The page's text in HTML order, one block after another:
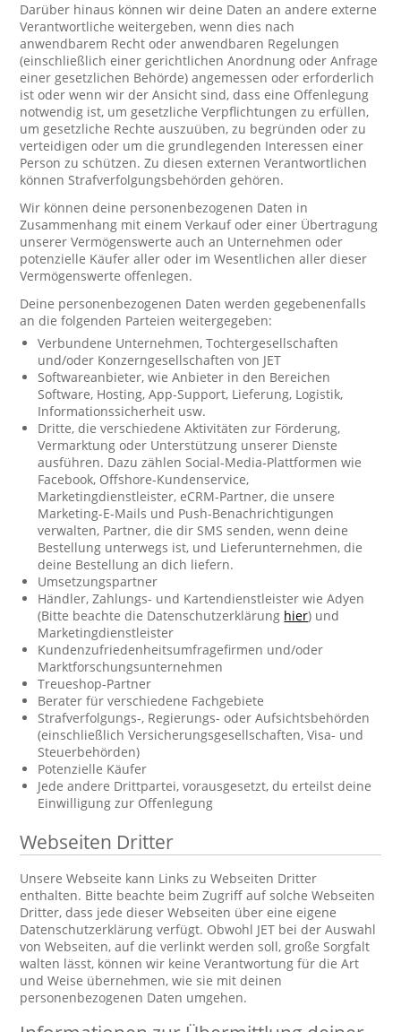
Darüber hinaus können wir deine Daten an andere externe
Verantwortliche weitergeben, wenn dies nach
anwendbarem Recht oder anwendbaren Regelungen
(einschließlich einer gerichtlichen Anordnung oder Anfrage
einer gesetzlichen Behörde) angemessen oder erforderlich
ist oder wenn wir der Ansicht sind, dass eine Offenlegung
notwendig ist, um gesetzliche Verpflichtungen zu erfüllen,
um gesetzliche Rechte auszuüben, zu begründen oder zu
verteidigen oder um die grundlegenden Interessen einer
Person zu schützen. Zu diesen externen Verantwortlichen
können Strafverfolgungsbehörden gehören.
Wir können deine personenbezogenen Daten in
Zusammenhang mit einem Verkauf oder einer Übertragung
unserer Vermögenswerte auch an Unternehmen oder
potenzielle Käufer aller oder im Wesentlichen aller dieser
Vermögenswerte offenlegen.
Deine personenbezogenen Daten werden gegebenenfalls
an die folgenden Parteien weitergegeben:
Verbundene Unternehmen, Tochtergesellschaften
und/oder Konzerngesellschaften von JET
Softwareanbieter, wie Anbieter in den Bereichen
Software, Hosting, App-Support, Lieferung, Logistik,
Informationssicherheit usw.
Dritte, die verschiedene Aktivitäten zur Förderung,
Vermarktung oder Unterstützung unserer Dienste
ausführen. Dazu zählen Social-Media-Plattformen wie
Facebook, Offshore-Kundenservice,
Marketingdienstleister, eCRM-Partner, die unsere
Marketing-E-Mails und Push-Benachrichtigungen
verwalten, Partner, die dir SMS senden, wenn deine
Bestellung unterwegs ist, und Lieferunternehmen, die
deine Bestellung an dich liefern.
Umsetzungspartner
Händler, Zahlungs- und Kartendienstleister wie Adyen
(Bitte beachte die Datenschutzerklärung hier) und
Marketingdienstleister
Kundenzufriedenheitsumfragefirmen und/oder
Marktforschungsunternehmen
Treueshop-Partner
Berater für verschiedene Fachgebiete
Strafverfolgungs-, Regierungs- oder Aufsichtsbehörden
(einschließlich Versicherungsgesellschaften, Visa- und
Steuerbehörden)
Potenzielle Käufer
Jede andere Drittpartei, vorausgesetzt, du erteilst deine
Einwilligung zur Offenlegung
Webseiten Dritter
Unsere Webseite kann Links zu Webseiten Dritter
enthalten. Bitte beachte beim Zugriff auf solche Webseiten
Dritter, dass jede dieser Webseiten über eine eigene
Datenschutzerklärung verfügt. Obwohl JET bei der Auswahl
von Webseiten, auf die verlinkt werden soll, große Sorgfalt
walten lässt, können wir keine Verantwortung für die Art
und Weise übernehmen, wie sie mit deinen
personenbezogenen Daten umgehen.